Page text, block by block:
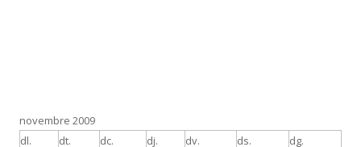
novembre 2009
dl.
dt. dc. dj. dv. ds. dg.